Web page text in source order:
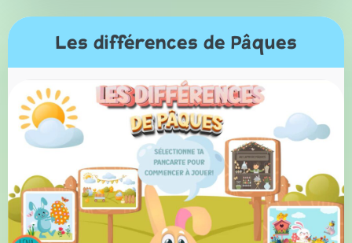
Les différences de Pâques